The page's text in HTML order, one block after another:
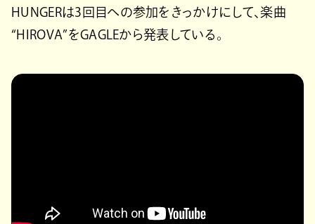
HUNGERは3回目への参加をきっかけにして、楽曲
“HIROVA”をGAGLEから発表している。